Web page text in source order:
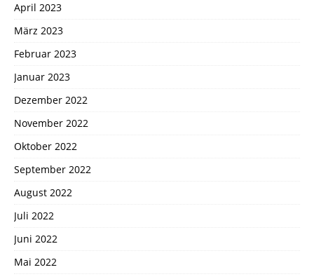
April 2023
März 2023
Februar 2023
Januar 2023
Dezember 2022
November 2022
Oktober 2022
September 2022
August 2022
Juli 2022
Juni 2022
Mai 2022